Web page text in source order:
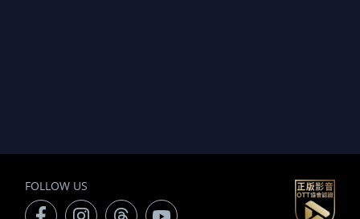
FOLLOW US